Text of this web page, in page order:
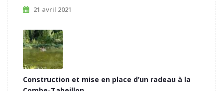
21 avril 2021
Construction et mise en place d’un radeau à la